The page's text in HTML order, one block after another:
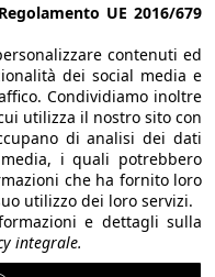
studente di IIF
srl, Via
| Tel 02/58107623 -
| REA
€ 10.400,00 I.V.
su licenza dei
byShareNow!.
UE 2016/679
contenuti ed
dei social media e
Condividiamo inoltre
utilizza il nostro sito con
di analisi dei dati
i quali potrebbero
che ha fornito loro
utilizzo dei loro servizi.
e dettagli sulla
integrale.